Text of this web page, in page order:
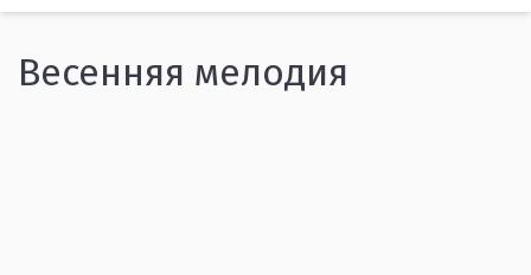
Весенняя мелодия